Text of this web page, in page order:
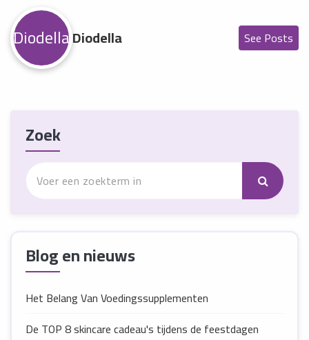
DiodellaDiodella See Posts
Zoek
Blog en nieuws
Het Belang Van Voedingssupplementen
De TOP 8 skincare cadeau's tijdens de feestdagen